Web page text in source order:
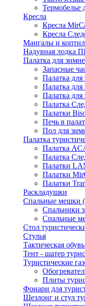
Термобелье
Кресла
Кресла
Кресла
Мангалы и
Надувная лодка
Палатка для
Запасные
Палатка
Палатка
Палатка
Палатка
Палатки
Печь в
Пол для
Палатка
Палатка
Палатка
Палатки
Палатки
Палатки
Раскладушки
Спальные мешки
Спальники
Спальные
Стол
Стулья
Тактическая
Тент - шатер
Туристические
Плиты
Фонари для
Шезлонг и стул